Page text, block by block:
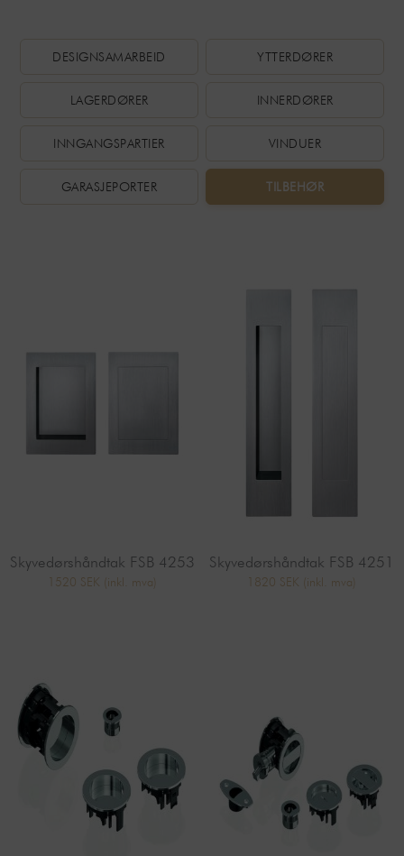
DESIGNSAMARBEID YTTERDØRER
LAGERDØRER INNERDØRER
INNGANGSPARTIER VINDUER
GARASJEPORTER TILBEHØR
Skyvedørshåndtak FSB 4253
1520 SEK (inkl. mva)
Skyvedørshåndtak FSB 4251
1820 SEK (inkl. mva)